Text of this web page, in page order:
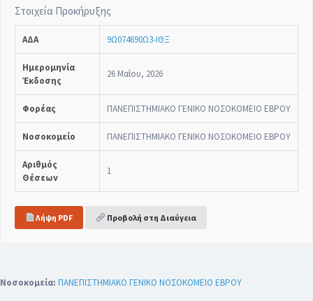
Στοιχεία Προκήρυξης
ΑΔΑ 9Ω074690Ω3-ΙΘΞ
Ημερομηνία
Έκδοσης
26 Μαΐου, 2026
Φορέας ΠΑΝΕΠΙΣΤΗΜΙΑΚΟ ΓΕΝΙΚΟ ΝΟΣΟΚΟΜΕΙΟ ΕΒΡΟΥ
Νοσοκομείο ΠΑΝΕΠΙΣΤΗΜΙΑΚΟ ΓΕΝΙΚΟ ΝΟΣΟΚΟΜΕΙΟ ΕΒΡΟΥ
Αριθμός
Θέσεων
1
Λήψη PDF Προβολή στη Διαύγεια
Νοσοκομεία: ΠΑΝΕΠΙΣΤΗΜΙΑΚΟ ΓΕΝΙΚΟ ΝΟΣΟΚΟΜΕΙΟ ΕΒΡΟΥ